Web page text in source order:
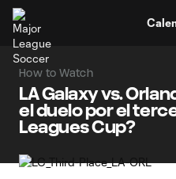
How to Watch
LA Galaxy vs.
el duelo por el
Leagues Cup?